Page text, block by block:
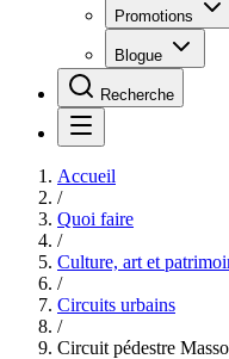
Promotions
Blogue
Recherche
Accueil
/
Quoi faire
/
Culture, art et
/
Circuits urbains
/
Circuit pédestre